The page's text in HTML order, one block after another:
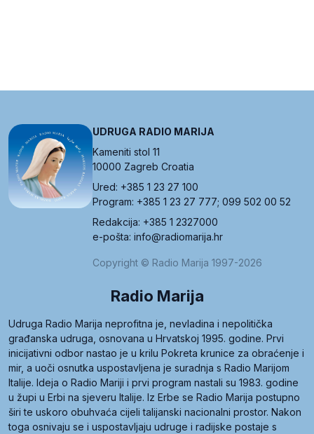
UDRUGA RADIO MARIJA
Kameniti stol 11
10000 Zagreb Croatia
Ured: +385 1 23 27 100
Program: +385 1 23 27 777; 099 502 00 52
Redakcija: +385 1 2327000
e-pošta: info@radiomarija.hr
Copyright © Radio Marija 1997-2026
Radio Marija
Udruga Radio Marija neprofitna je, nevladina i nepolitička
građanska udruga, osnovana u Hrvatskoj 1995. godine. Prvi
inicijativni odbor nastao je u krilu Pokreta krunice za obraćenje i
mir, a uoči osnutka uspostavljena je suradnja s Radio Marijom
Italije. Ideja o Radio Mariji i prvi program nastali su 1983. godine
u župi u Erbi na sjeveru Italije. Iz Erbe se Radio Marija postupno
širi te uskoro obuhvaća cijeli talijanski nacionalni prostor. Nakon
toga osnivaju se i uspostavljaju udruge i radijske postaje s